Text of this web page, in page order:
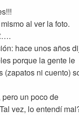
al ver la foto.
hace unos años
porque la gente le
ni cuento)
un poco de
vez, lo entendí